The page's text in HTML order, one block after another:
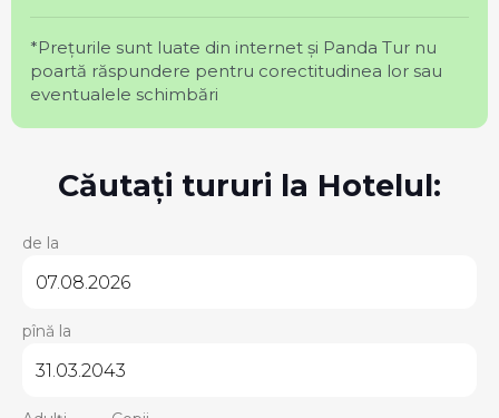
*Prețurile sunt luate din internet și Panda Tur nu
poartă răspundere pentru corectitudinea lor sau
eventualele schimbări
Căutați tururi la Hotelul:
de la
pînă la